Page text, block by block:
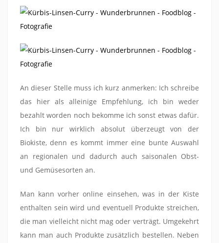
An dieser Stelle muss ich kurz anmerken: Ich schreibe
das hier als alleinige Empfehlung, ich bin weder
bezahlt worden noch bekomme ich sonst etwas dafür.
Ich bin nur wirklich absolut überzeugt von der
Biokiste, denn es kommt immer eine bunte Auswahl
an regionalen und dadurch auch saisonalen Obst-
und Gemüsesorten an.
Man kann vorher online einsehen, was in der Kiste
enthalten sein wird und eventuell Produkte streichen,
die man vielleicht nicht mag oder verträgt. Umgekehrt
kann man auch Produkte zusätzlich bestellen. Neben